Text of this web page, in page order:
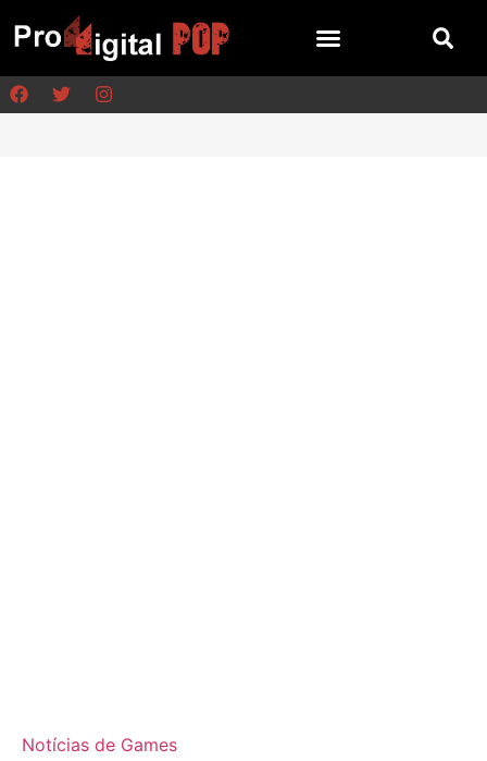
Notícias de Games